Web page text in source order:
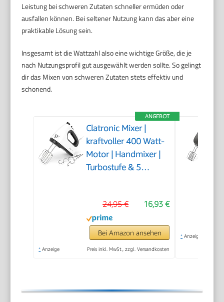
Leistung bei schweren Zutaten schneller ermüden oder
ausfallen können. Bei seltener Nutzung kann das aber eine
praktikable Lösung sein.
Insgesamt ist die Wattzahl also eine wichtige Größe, die je
nach Nutzungsprofil gut ausgewählt werden sollte. So gelingt
dir das Mixen von schweren Zutaten stets effektiv und
schonend.
ANGEBOT
Clatronic Mixer |
kraftvoller 400 Watt-
Motor | Handmixer |
Turbostufe & 5
spülmaschinengeeignete
Edelstahlquirle und -
knethaken | HM 3775
16,93 €
24,95 €
Bei Amazon ansehen
* Anzeige Preis inkl. MwSt., zzgl. Versandkosten
* Anzeige